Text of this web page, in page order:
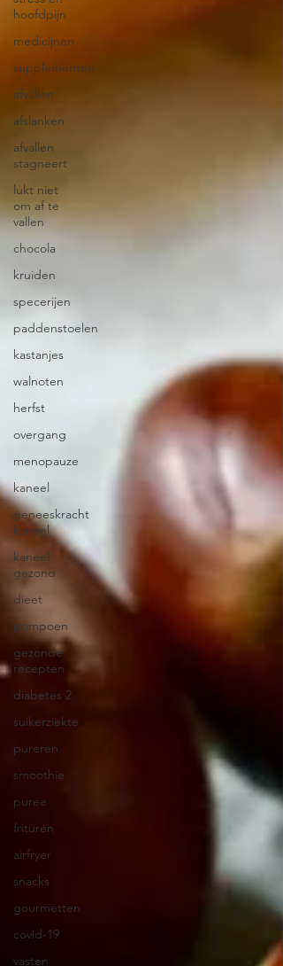
hoofdpijn
medicijnen
supplementen
afvallen
afslanken
afvallen
stagneert
lukt niet
om af te
vallen
chocola
kruiden
specerijen
paddenstoelen
kastanjes
walnoten
herfst
overgang
menopauze
kaneel
geneeskracht
kaneel
kaneel
gezond
dieet
pompoen
gezonde
recepten
diabetes 2
suikerziekte
pureren
smoothie
puree
frituren
airfryer
snacks
gourmetten
covid-19
vasten